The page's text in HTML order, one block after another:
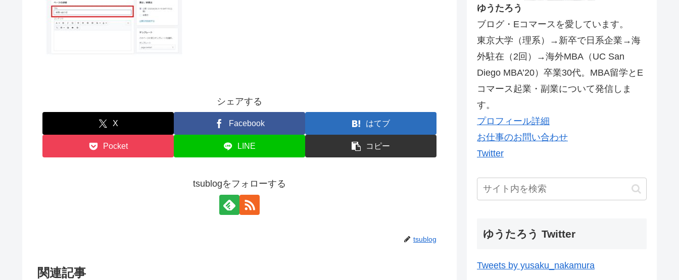
シェアする
X Facebook はてブ
Pocket LINE コピー
tsublogをフォローする
tsublog
関連記事
ゆうたろう
ブログ・Eコマースを愛しています。
東京大学（理系）→新卒で日系企業→海
外駐在（2回）→海外MBA（UC San
Diego MBA’20）卒業30代。MBA留学とE
コマース起業・副業について発信しま
す。
プロフィール詳細
お仕事のお問い合わせ
Twitter
ゆうたろう Twitter
Tweets by yusaku_nakamura